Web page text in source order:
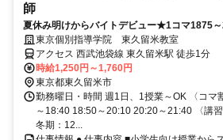
師
夏休み明けからバイトデビュー★1コマ1875
服でok◎
東京個別指導学院 東久留米教室
アクセス 西武池袋線 東久留米駅 徒歩1分
時給1,250円～1,760円
東京都東久留米市
勤務曜日・時間 週1日、1授業～OK 〈コマ
～18:40 18:50～20:10 20:20～21:40 〈講
冬期：12...